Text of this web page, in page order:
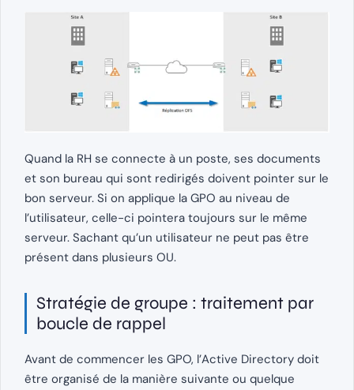
Quand la RH se connecte à un poste, ses documents
et son bureau qui sont redirigés doivent pointer sur le
bon serveur. Si on applique la GPO au niveau de
l’utilisateur, celle-ci pointera toujours sur le même
serveur. Sachant qu’un utilisateur ne peut pas être
présent dans plusieurs OU.
Stratégie de groupe : traitement par
boucle de rappel
Avant de commencer les GPO, l’Active Directory doit
être organisé de la manière suivante ou quelque